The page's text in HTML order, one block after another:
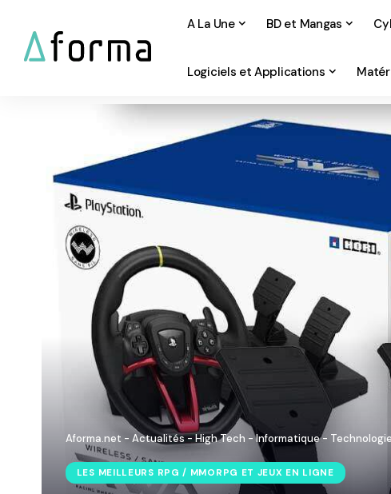
A La Une BD et Mangas
Logiciels et Applications
Aforma.net - Actualités - High Tech - Informatique -
LES MEILLEURS RPG / MMORPG ET JEUX EN LIGNE